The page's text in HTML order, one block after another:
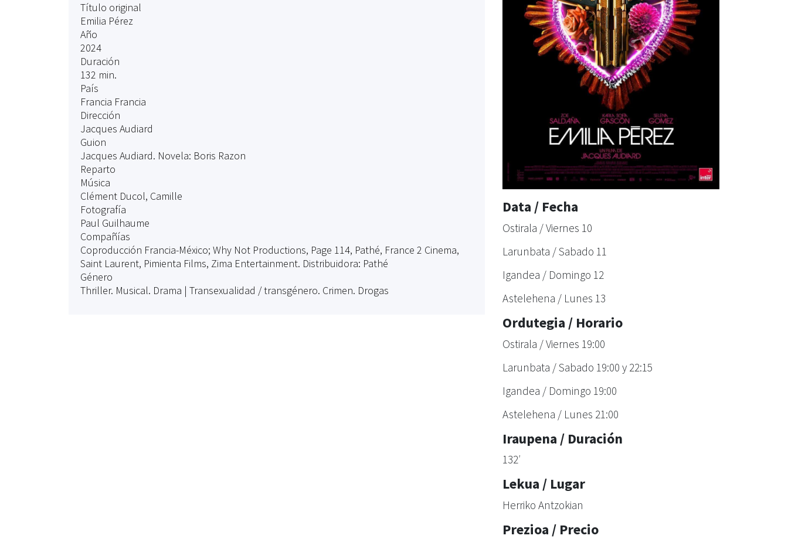
Título original
Emilia Pérez
Año
2024
Duración
132 min.
País
Francia Francia
Dirección
Jacques Audiard
Guion
Jacques Audiard. Novela: Boris Razon
Reparto
Música
Clément Ducol, Camille
Fotografía
Paul Guilhaume
Compañías
Coproducción Francia-México; Why Not Productions, Page 114, Pathé, France 2 Cinema,
Saint Laurent, Pimienta Films, Zima Entertainment. Distribuidora: Pathé
Género
Thriller. Musical. Drama | Transexualidad / transgénero. Crimen. Drogas
Data / Fecha
Ostirala / Viernes 10
Larunbata / Sabado 11
Igandea / Domingo 12
Astelehena / Lunes 13
Ordutegia / Horario
Ostirala / Viernes 19:00
Larunbata / Sabado 19:00 y 22:15
Igandea / Domingo 19:00
Astelehena / Lunes 21:00
Iraupena / Duración
132′
Lekua / Lugar
Herriko Antzokian
Prezioa / Precio